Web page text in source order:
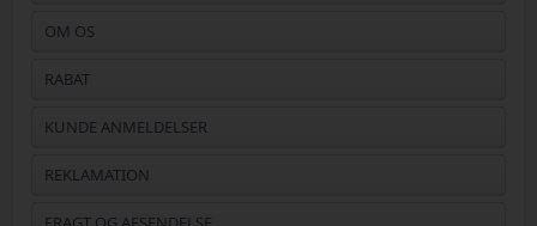
OM OS
RABAT
KUNDE ANMELDELSER
REKLAMATION